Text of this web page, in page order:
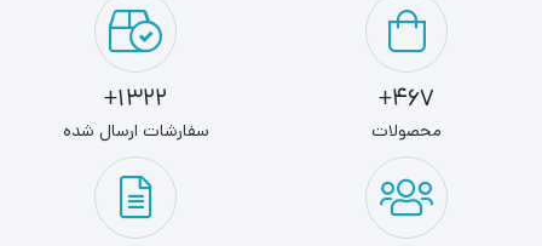
467+
محصولات
1322+
سفارشات ارسال شده